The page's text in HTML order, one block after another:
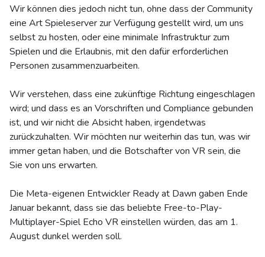
Wir können dies jedoch nicht tun, ohne dass der Community
eine Art Spieleserver zur Verfügung gestellt wird, um uns
selbst zu hosten, oder eine minimale Infrastruktur zum
Spielen und die Erlaubnis, mit den dafür erforderlichen
Personen zusammenzuarbeiten.
Wir verstehen, dass eine zukünftige Richtung eingeschlagen
wird; und dass es an Vorschriften und Compliance gebunden
ist, und wir nicht die Absicht haben, irgendetwas
zurückzuhalten. Wir möchten nur weiterhin das tun, was wir
immer getan haben, und die Botschafter von VR sein, die
Sie von uns erwarten.
Die Meta-eigenen Entwickler Ready at Dawn gaben Ende
Januar bekannt, dass sie das beliebte Free-to-Play-
Multiplayer-Spiel Echo VR einstellen würden, das am 1.
August dunkel werden soll.